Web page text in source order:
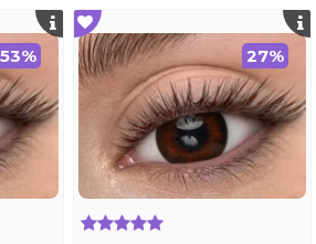
53% 27%